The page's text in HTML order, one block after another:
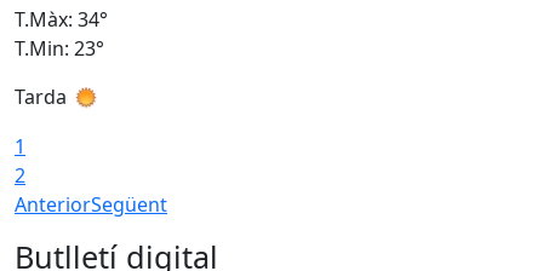
T.Màx: 34°
T.Min: 23°
Tarda
1
2
AnteriorSegüent
Butlletí digital